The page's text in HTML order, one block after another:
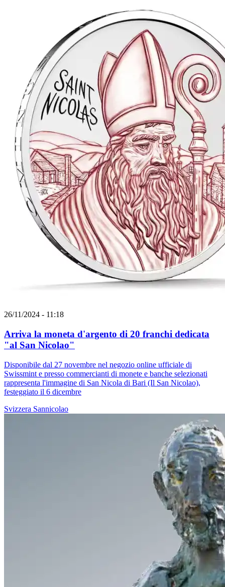
26/11/2024 - 11:18
Arriva la moneta d'argento di 20 franchi dedicata
"al San Nicolao"
Disponibile dal 27 novembre nel negozio online ufficiale di
Swissmint e presso commercianti di monete e banche selezionati
rappresenta l'immagine di San Nicola di Bari (Il San Nicolao),
festeggiato il 6 dicembre
Svizzera Sannicolao